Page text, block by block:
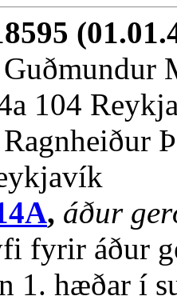
104
, áður
fyrir áður
1. hæðar í